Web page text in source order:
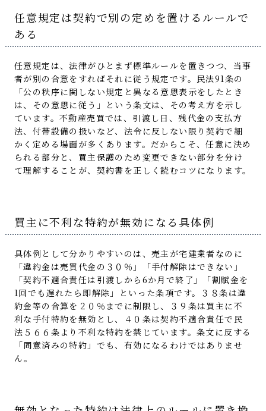
任意規定は契約で別の定めを置けるルールで
ある
任意規定は、法律がひとまず標準ルールを置きつつ、当事
者が別の合意をすればそれに従う規定です。民法91条の
「公の秩序に関しない規定と異なる意思表示をしたとき
は、その意思に従う」という条文は、その考え方を示し
ています。不動産売買では、引渡し日、残代金の支払方
法、付帯設備の扱いなど、法令に反しない限り契約で細
かく定める場面が多くあります。だからこそ、任意に決め
られる部分と、買主保護のため変更できない部分を分け
て理解することが、契約書を正しく読むコツになります。
買主に不利な特約が無効になる具体例
具体例として分かりやすいのは、売主が宅建業者なのに
「違約金は売買代金の３０％」「手付解除はできない」
「契約不適合責任は引渡しから6か月で終了」「割賦金を
1回でも遅れたら即解除」といった条項です。３８条は違
約金等の合算を２０％までに制限し、３９条は買主に不
利な手付特約を無効とし、４０条は契約不適合責任で民
法５６６条より不利な特約を禁じています。条文に反する
「同意済みの特約」でも、有効になるわけではありませ
ん。